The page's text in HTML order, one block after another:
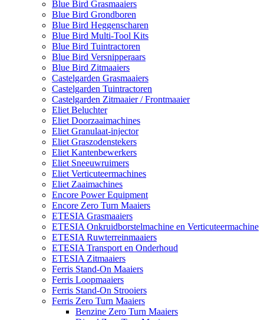
Blue Bird Grasmaaiers
Blue Bird Grondboren
Blue Bird Heggenscharen
Blue Bird Multi-Tool Kits
Blue Bird Tuintractoren
Blue Bird Versnipperaars
Blue Bird Zitmaaiers
Castelgarden Grasmaaiers
Castelgarden Tuintractoren
Castelgarden Zitmaaier / Frontmaaier
Eliet Beluchter
Eliet Doorzaaimachines
Eliet Granulaat-injector
Eliet Graszodenstekers
Eliet Kantenbewerkers
Eliet Sneeuwruimers
Eliet Verticuteermachines
Eliet Zaaimachines
Encore Power Equipment
Encore Zero Turn Maaiers
ETESIA Grasmaaiers
ETESIA Onkruidborstelmachine en Verticuteermachine
ETESIA Ruwterreinmaaiers
ETESIA Transport en Onderhoud
ETESIA Zitmaaiers
Ferris Stand-On Maaiers
Ferris Loopmaaiers
Ferris Stand-On Strooiers
Ferris Zero Turn Maaiers
Benzine Zero Turn Maaiers